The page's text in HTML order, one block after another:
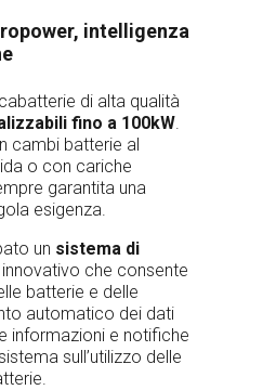
intelligenza
di alta qualità
fino a 100kW.
cambi batterie al
o con cariche
garantita una
esigenza.
un sistema di
innovativo che consente
batterie e delle
automatico dei dati
informazioni e notifiche
sull’utilizzo delle